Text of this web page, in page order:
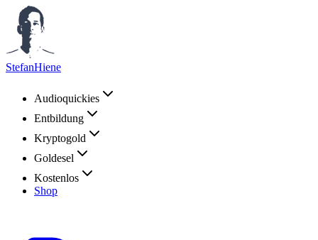
StefanHiene
Audioquickies
Entbildung
Kryptogold
Goldesel
Kostenlos
Shop